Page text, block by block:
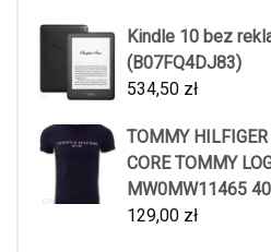
Kindle 10 bez
(B07FQ4DJ83)
534,50 zł
TOMMY
CORE TOMMY
MW0MW11465
129,00 zł